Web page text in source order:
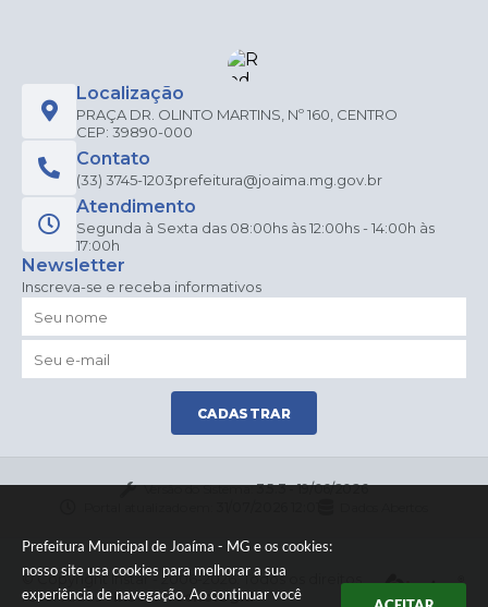
Prefeitura Municipal de Joaíma - MG e os cookies:
nosso site usa cookies para melhorar a sua
experiência de navegação. Ao continuar você
Localização
PRAÇA DR. OLINTO MARTINS, Nº 160, CENTRO
CEP: 39890-000
Contato
(33) 3745-1203prefeitura@joaima.mg.gov.br
Atendimento
Segunda à Sexta das 08:00hs às 12:00hs - 14:00h às
17:00h
Newsletter
Inscreva-se e receba informativos
CADASTRAR
Versão do Sistema:3.5.3 - 19/06/2026
© Copyright Instar - 2006-2026. Todos os direitos
reservados - Instar Tecnologia